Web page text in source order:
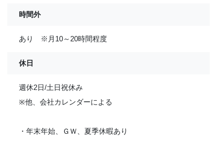
時間外
あり ※月10～20時間程度
休日
週休2日/土日祝休み
※他、会社カレンダーによる
・年末年始、ＧＷ、夏季休暇あり